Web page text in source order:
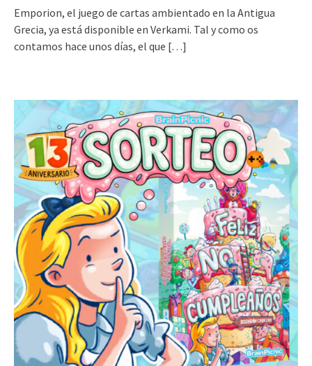
Emporion, el juego de cartas ambientado en la Antigua
Grecia, ya está disponible en Verkami. Tal y como os
contamos hace unos días, el que […]